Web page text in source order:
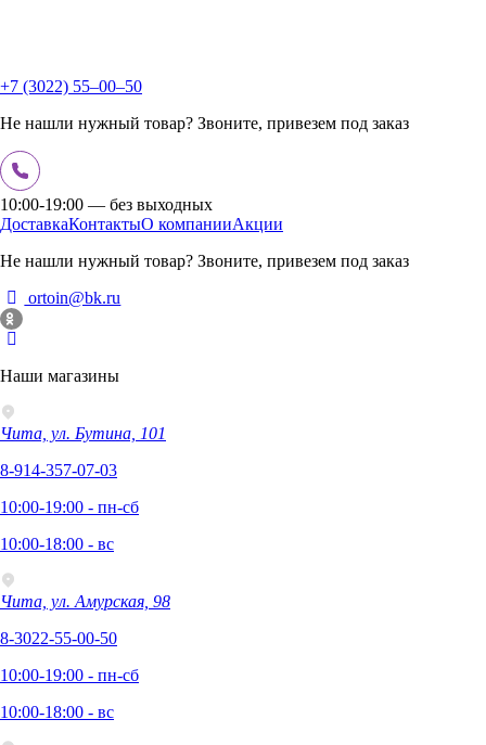
+7 (3022) 55‒00‒50
Не нашли нужный товар? Звоните, привезем под заказ
10:00-19:00 — без выходных
ДоставкаКонтактыО компанииАкции
Не нашли нужный товар? Звоните, привезем под заказ
ortoin@bk.ru
Наши магазины
Чита, ул. Бутина, 101
8-914-357-07-03
10:00-19:00 - пн-сб
10:00-18:00 - вс
Чита, ул. Амурская, 98
8-3022-55-00-50
10:00-19:00 - пн-сб
10:00-18:00 - вс